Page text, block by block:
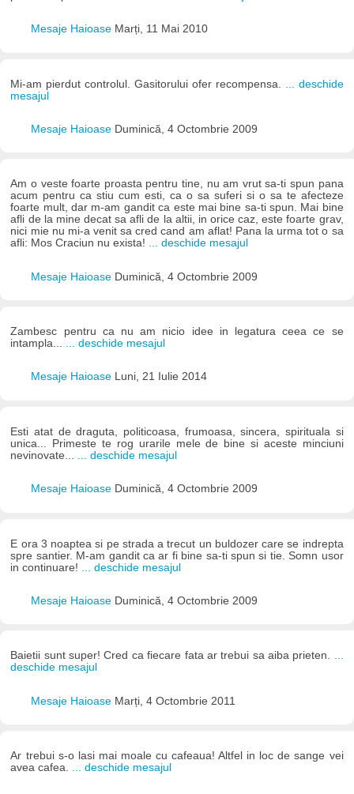
Mesaje Haioase Marți, 11 Mai 2010
Mi-am pierdut controlul. Gasitorului ofer recompensa.
... deschide
mesajul
Mesaje Haioase Duminică, 4 Octombrie 2009
Am o veste foarte proasta pentru tine, nu am vrut sa-ti spun pana
acum pentru ca stiu cum esti, ca o sa suferi si o sa te afecteze
foarte mult, dar m-am gandit ca este mai bine sa-ti spun. Mai bine
afli de la mine decat sa afli de la altii, in orice caz, este foarte grav,
nici mie nu mi-a venit sa cred cand am aflat! Pana la urma tot o sa
afli: Mos Craciun nu exista! ... deschide mesajul
Mesaje Haioase Duminică, 4 Octombrie 2009
Zambesc pentru ca nu am nicio idee in legatura ceea ce se
intampla... ... deschide mesajul
Mesaje Haioase Luni, 21 Iulie 2014
Esti atat de draguta, politicoasa, frumoasa, sincera, spirituala si
unica... Primeste te rog urarile mele de bine si aceste minciuni
nevinovate...
... deschide mesajul
Mesaje Haioase Duminică, 4 Octombrie 2009
E ora 3 noaptea si pe strada a trecut un buldozer care se indrepta
spre santier. M-am gandit ca ar fi bine sa-ti spun si tie. Somn usor
in continuare!
... deschide mesajul
Mesaje Haioase Duminică, 4 Octombrie 2009
Baietii sunt super! Cred ca fiecare fata ar trebui sa aiba prieten. ...
deschide mesajul
Mesaje Haioase Marți, 4 Octombrie 2011
Ar trebui s-o lasi mai moale cu cafeaua! Altfel in loc de sange vei
avea cafea. ... deschide mesajul